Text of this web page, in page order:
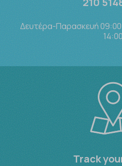
Δευτέρα-Παρασκευή
14:00
Track